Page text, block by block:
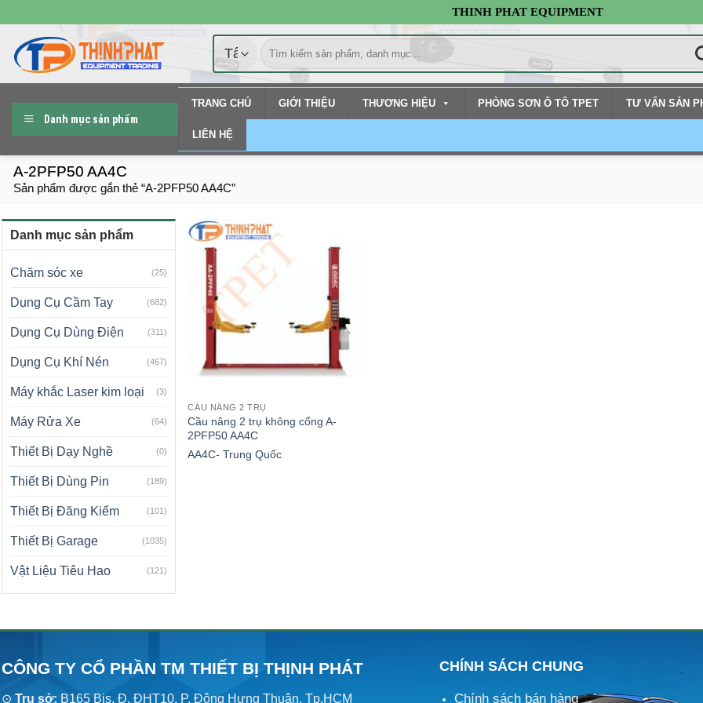
đến
nội
dung
THINH PHAT EQUIPMENT
Tìm
kiếm:
Danh mục sản phẩm
TRANG CHỦ GIỚI THIỆU THƯƠNG HIỆU PHÒNG SƠN Ô TÔ TPET TƯ VẤN SẢN
LIÊN HỆ
A-2PFP50 AA4C
Sản phẩm được gắn thẻ “A-2PFP50 AA4C”
Danh mục sản phẩm
Chăm sóc xe (25)
Dụng Cụ Cầm Tay (682)
Dụng Cụ Dùng Điện (311)
Dụng Cụ Khí Nén (467)
Máy khắc Laser kim loại (3)
Máy Rửa Xe (64)
Thiết Bị Dạy Nghề (0)
Thiết Bị Dùng Pin (189)
Thiết Bị Đăng Kiểm (101)
Thiết Bị Garage (1035)
Vật Liệu Tiêu Hao (121)
CẦU NÂNG 2 TRỤ
Cầu nâng 2 trụ không cổng A-
2PFP50 AA4C
AA4C- Trung Quốc
CÔNG TY CỔ PHẦN TM THIẾT BỊ THỊNH PHÁT
⊙ Trụ sở: B165 Bis, Đ. ĐHT10, P. Đông Hưng Thuận, Tp.HCM
CHÍNH SÁCH CHUNG
Chính sách bán hàng